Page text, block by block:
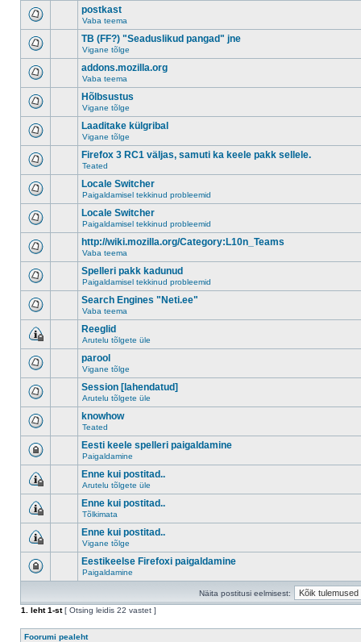
postkast
Vaba teema
TB (FF?) "Seaduslikud pangad" jne
Vigane tõlge
addons.mozilla.org
Vaba teema
Hõlbsustus
Vigane tõlge
Laaditake külgribal
Vigane tõlge
Firefox 3 RC1 väljas, samuti ka keele pakk sellele.
Teated
Locale Switcher
Paigaldamisel tekkinud probleemid
Locale Switcher
Paigaldamisel tekkinud probleemid
http://wiki.mozilla.org/Category:L10n_Teams
Vaba teema
Spelleri pakk kadunud
Paigaldamisel tekkinud probleemid
Search Engines "Neti.ee"
Vaba teema
Reeglid
Arutelu tõlgete üle
parool
Vigane tõlge
Session [lahendatud]
Arutelu tõlgete üle
knowhow
Teated
Eesti keele spelleri paigaldamine
Paigaldamine
Enne kui postitad..
Arutelu tõlgete üle
Enne kui postitad..
Tõlkimata
Enne kui postitad..
Vigane tõlge
Eestikeelse Firefoxi paigaldamine
Paigaldamine
Näita postitusi eelmisest:
1
. leht1-st[ Otsing leidis 22 vastet ]
Foorumi pealeht